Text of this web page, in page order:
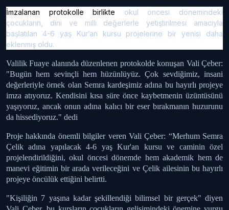
İmzalanan protokolle birlikte okul öncesi dönemindeki
çocukların, dini ve milli değerlerle yetiştirilmesi amacıyla
başlatılan 4-6 yaş Kur’an kursu projelerine bir yenisi daha
eklenmiş oldu.
Valilik Fuaye alanında düzenlenen protokolde konuşan Vali Çeber:
"Bugün hem sevinçli hem hüzünlüyüz. Çok sevdiğimiz, insani
değerleriyle örnek olan Semra kardeşimiz adına bu hayırlı projeye
imza atıyoruz. Kendisini kısa süre önce kaybetmenin üzüntüsünü
yaşıyoruz, ancak onun adına kalıcı bir eser bırakmanın huzurunu
da hissediyoruz." dedi
Proje hakkında önemli bilgiler veren Vali Çeber: “Merhum Semra
Çelik adına yapılacak 4-6 yaş Kur'an kursu ve caminin özel
projelendirildiğini, okul öncesi dönemde hem akademik hem de
manevi eğitimin bir arada verileceğini ve Çelik ailesinin bu hayırlı
projeye öncülük ettiğini belirtti.
"Kişiliğin 7 yaşına kadar şekillendiği bilimsel bir gerçek" diyen